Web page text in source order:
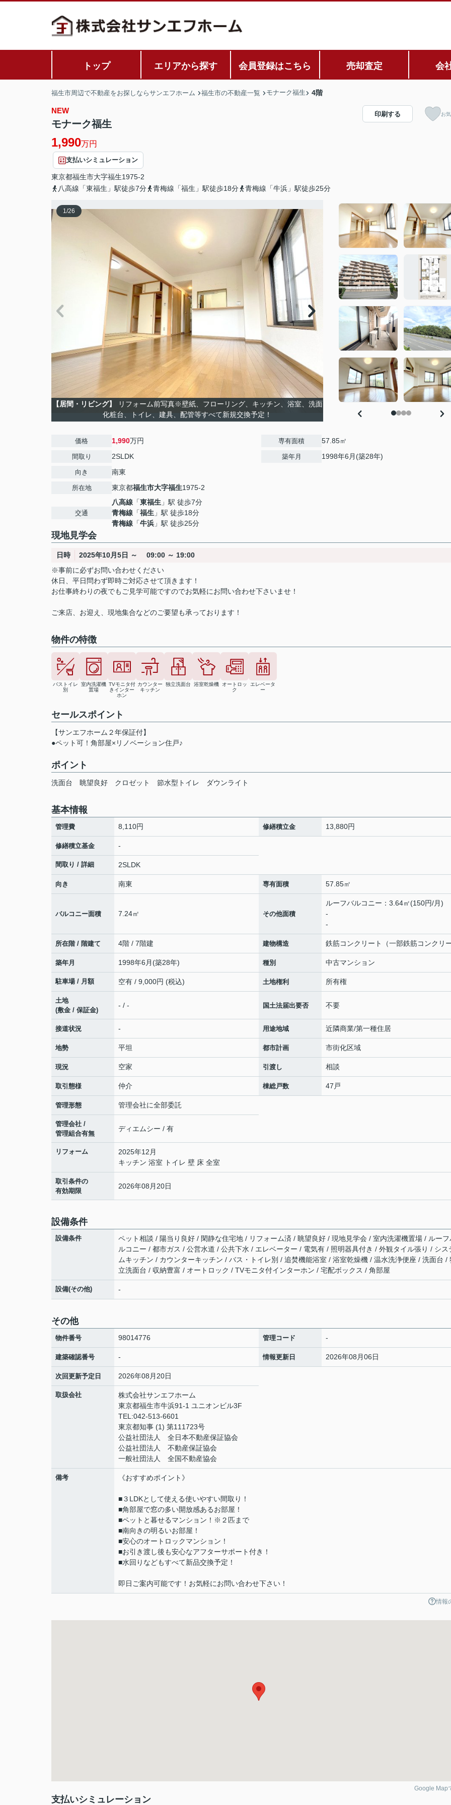
トップ エリアから探す 会員登録はこちら 売却査定 会
福生市周辺で不動産をお探しならサンエフホーム 福生市の不動産一覧 モナーク福生 4階
NEW
モナーク福生
1,990万円
支払いシミュレーション
東京都福生市大字福生1975-2
八高線「東福生」駅徒歩7分
青梅線「福生」駅徒歩18分 青梅線「牛浜」駅徒歩25分
印刷する お
1/26
【居間・リビング】
リフォーム前写真※壁紙、フローリング、キッチン、浴室、洗面
化粧台、トイレ、建具、配管等すべて新規交換予定！
価格 1,990万円
間取り 2SLDK
向き 南東
所在地 東京都福生市大字福生1975-2
交通
八高線 「東福生 」駅 徒歩7分
青梅線 「福生 」駅 徒歩18分
青梅線 「牛浜 」駅 徒歩25分
専有面積 57.85㎡
築年月 1998年6月(築28年)
現地見学会
日時
2025年10月5日 ～ 09:00 ～ 19:00
※事前に必ずお問い合わせください
休日、平日問わず即時ご対応させて頂きます！
お仕事終わりの夜でもご見学可能ですのでお気軽にお問い合わせ下さいませ！
ご来店、お迎え、現地集合などのご要望も承っております！
物件の特徴
バストイレ
別
室内洗濯機
置場
TVモニタ付
きインター
ホン
カウンター
キッチン
独立洗面台 浴室乾燥機
オートロッ
ク
エレベータ
ー
セールスポイント
【サンエフホーム２年保証付】
●ペット可！角部屋×リノベーション住戸♪
ポイント
洗面台 眺望良好 クロゼット 節水型トイレ ダウンライト
基本情報
管理費 8,110円 修繕積立金 13,880円
修繕積立基金 -
間取り / 詳細 2SLDK
向き 南東 専有面積 57.85㎡
バルコニー面積 7.24㎡ その他面積
ルーフバルコニー：3.64㎡(150円/月)
-
-
所在階 / 階建て 4階 / 7階建 建物構造 鉄筋コンクリート（一部鉄筋コンクリ
築年月 1998年6月(築28年) 種別 中古マンション
駐車場 / 月額 空有 / 9,000円 (税込) 土地権利 所有権
土地
(敷金 / 保証金)
- / - 国土法届出要否 不要
接道状況 - 用途地域 近隣商業/第一種住居
地勢 平坦 都市計画 市街化区域
現況 空家 引渡し 相談
取引態様 仲介 棟総戸数 47戸
管理形態 管理会社に全部委託
管理会社 /
管理組合有無
ディエムシー / 有
リフォーム
2025年12月
キッチン 浴室 トイレ 壁 床 全室
取引条件の
有効期限
2026年08月20日
設備条件
設備条件
ペット相談 / 陽当り良好 / 閑静な住宅地 / リフォーム済 / 眺望良好 / 現地見学会 / 室内洗濯機置場 / ルーフ
ルコニー / 都市ガス / 公営水道 / 公共下水 / エレベーター / 電気有 / 照明器具付き / 外観タイル張り / シス
ムキッチン / カウンターキッチン / バス・トイレ別 / 追焚機能浴室 / 浴室乾燥機 / 温水洗浄便座 / 洗面台 /
立洗面台 / 収納豊富 / オートロック / TVモニタ付インターホン / 宅配ボックス / 角部屋
設備(その他) -
その他
物件番号 98014776 管理コード -
建築確認番号 - 情報更新日 2026年08月06日
次回更新予定日 2026年08月20日
取扱会社
株式会社サンエフホーム
東京都福生市牛浜91-1 ユニオンビル3F
TEL:042-513-6601
東京都知事 (1) 第111723号
公益社団法人 全日本不動産保証協会
公益社団法人 不動産保証協会
一般社団法人 全国不動産協会
備考 《おすすめポイント》
■３LDKとして使える使いやすい間取り！
■角部屋で窓の多い開放感あるお部屋！
■ペットと暮せるマンション！※２匹まで
■南向きの明るいお部屋！
■安心のオートロックマンション！
■お引き渡し後も安心なアフターサポート付き！
■水回りなどもすべて新品交換予定！
即日ご案内可能です！お気軽にお問い合わせ下さい！
情報
Google Map
支払いシミュレーション